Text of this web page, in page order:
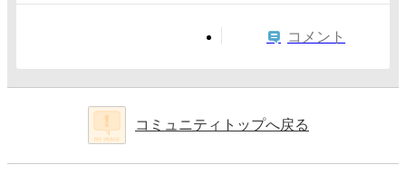
コメント
コミュニティトップへ戻る